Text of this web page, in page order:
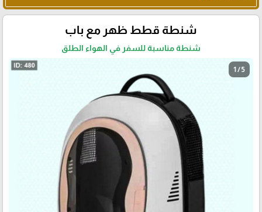
شنطة قطط ظهر مع باب
شنطة مناسبة للسفر في الهواء الطلق
1 / 5